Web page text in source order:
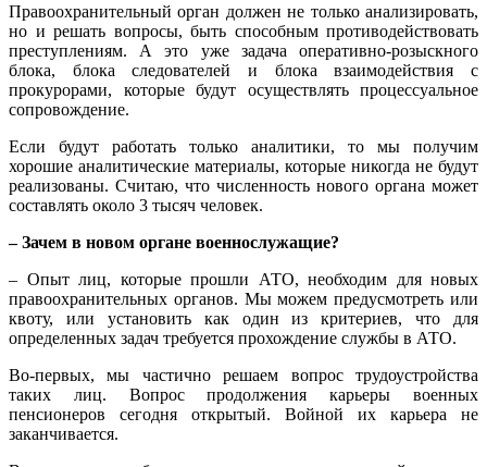
Правоохранительный орган должен не только анализировать,
но и решать вопросы, быть способным противодействовать
преступлениям. А это уже задача оперативно-розыскного
блока, блока следователей и блока взаимодействия с
прокурорами, которые будут осуществлять процессуальное
сопровождение.
Если будут работать только аналитики, то мы получим
хорошие аналитические материалы, которые никогда не будут
реализованы. Считаю, что численность нового органа может
составлять около 3 тысяч человек.
– Зачем в новом органе военнослужащие?
– Опыт лиц, которые прошли АТО, необходим для новых
правоохранительных органов. Мы можем предусмотреть или
квоту, или установить как один из критериев, что для
определенных задач требуется прохождение службы в АТО.
Во-первых, мы частично решаем вопрос трудоустройства
таких лиц. Вопрос продолжения карьеры военных
пенсионеров сегодня открытый. Войной их карьера не
заканчивается.